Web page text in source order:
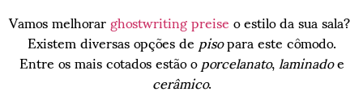
Vamos melhorarghostwriting preiseo estilo da sua sala?
Existem diversas opções depisopara este cômodo.
Entre os mais cotados estão oporcelanato,laminadoe
cerâmico.